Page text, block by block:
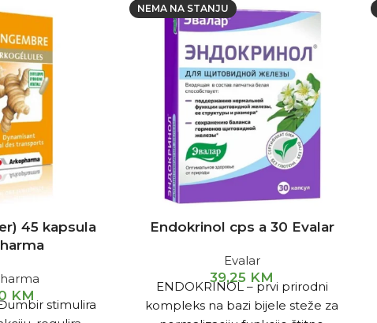
45 kapsula
KM
stimulira
NEMA NA STANJU
Endokrinol cps a 30 Evalar
Evalar
39,25 KM
ENDOKRINOL – prvi prirodni
kompleks na bazi bijele steže za